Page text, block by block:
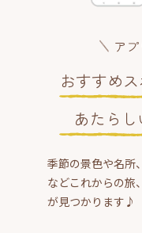
ア
おすすめ
あたら
季節の景色や名所
などこれからの旅
が見つかります♪